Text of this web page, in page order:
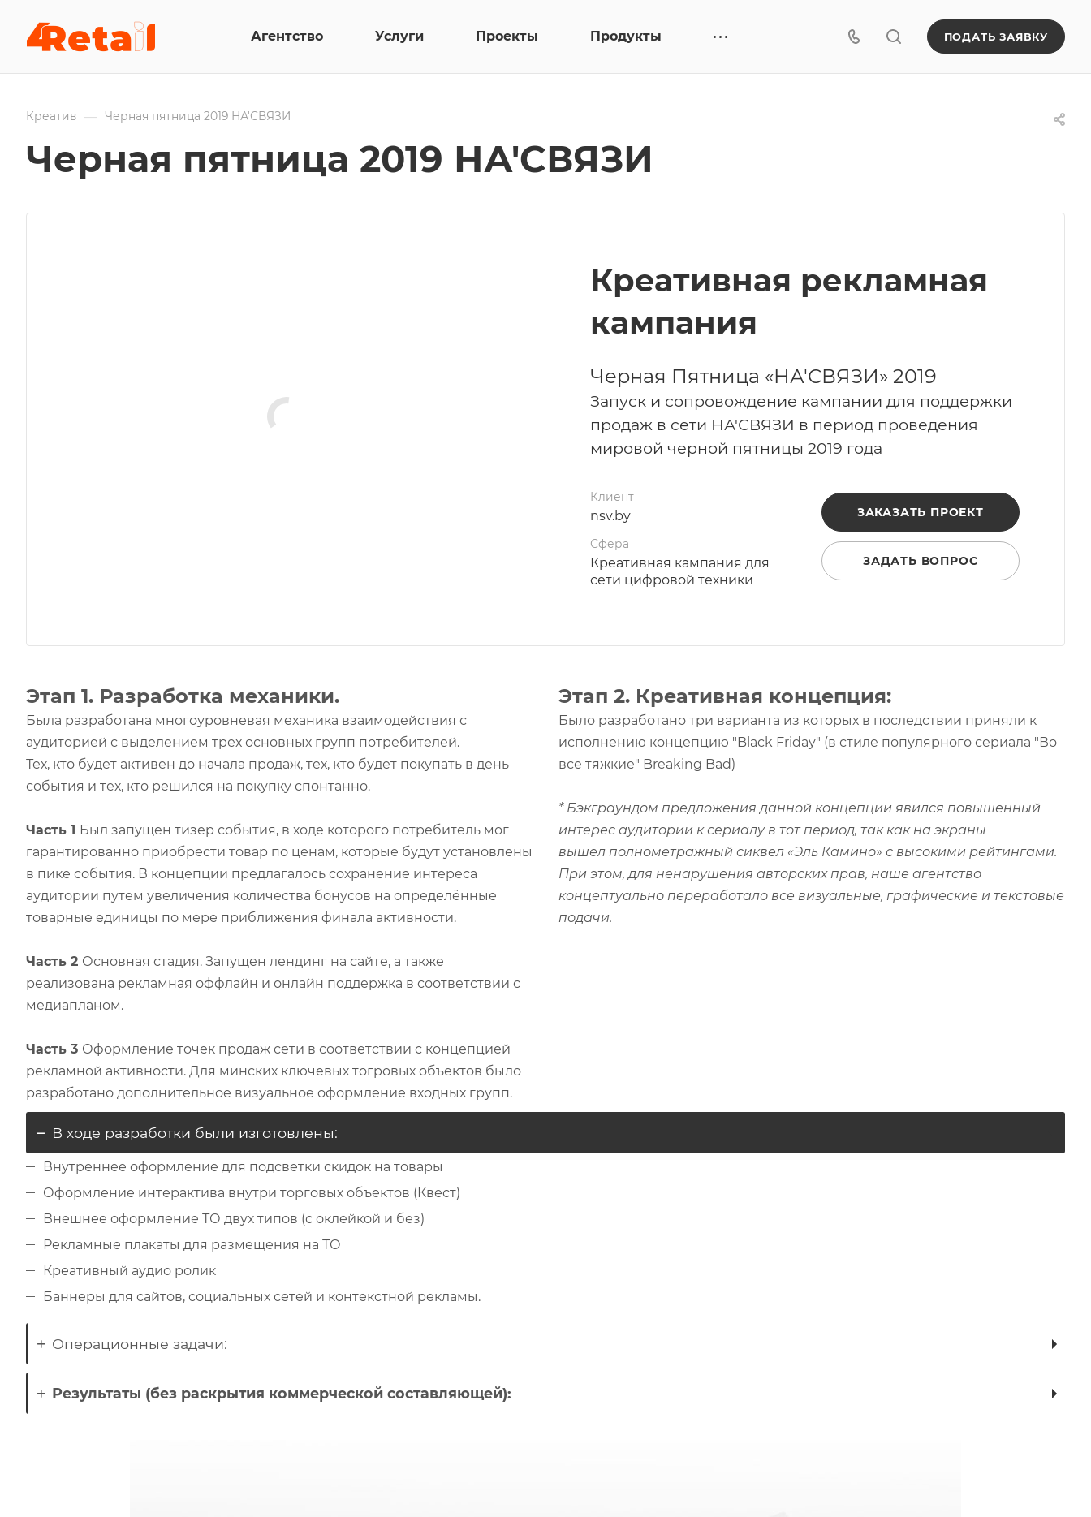
Агентство Услуги Проекты Продукты ПОДАТЬ ЗАЯВКУ
Креатив — Черная пятница 2019 НА'СВЯЗИ
Черная пятница 2019 НА'СВЯЗИ
Креативная рекламная
кампания
Черная Пятница «НА'СВЯЗИ» 2019
Запуск и сопровождение кампании для поддержки
продаж в сети НА'СВЯЗИ в период проведения
мировой черной пятницы 2019 года
Клиент
nsv.by
Сфера
Креативная кампания для
сети цифровой техники
ЗАКАЗАТЬ ПРОЕКТ
ЗАДАТЬ ВОПРОС
Этап 1. Разработка механики.
Была разработана многоуровневая механика взаимодействия с
аудиторией с выделением трех основных групп потребителей.
Тех, кто будет активен до начала продаж, тех, кто будет покупать в день
события и тех, кто решился на покупку спонтанно.
Часть 1 Был запущен тизер события, в ходе которого потребитель мог
гарантированно приобрести товар по ценам, которые будут установлены
в пике события. В концепции предлагалось сохранение интереса
аудитории путем увеличения количества бонусов на определённые
товарные единицы по мере приближения финала активности.
Часть 2 Основная стадия. Запущен лендинг на сайте, а также
реализована рекламная оффлайн и онлайн поддержка в соответствии с
медиапланом.
Часть 3 Оформление точек продаж сети в соответствии с концепцией
рекламной активности. Для минских ключевых тогровых объектов было
разработано дополнительное визуальное оформление входных групп.
Этап 2. Креативная концепция:
Было разработано три варианта из которых в последствии приняли к
исполнению концепцию "Black Friday" (в стиле популярного сериала "Во
все тяжкие" Breaking Bad)
* Бэкграундом предложения данной концепции явился повышенный
интерес аудитории к сериалу в тот период, так как на экраны
вышел полнометражный сиквел «Эль Камино» с высокими рейтингами.
При этом, для ненарушения авторских прав, наше агентство
концептуально переработало все визуальные, графические и текстовые
подачи.
В ходе разработки были изготовлены:
Внутреннее оформление для подсветки скидок на товары
Оформление интерактива внутри торговых объектов (Квест)
Внешнее оформление ТО двух типов (с оклейкой и без)
Рекламные плакаты для размещения на ТО
Креативный аудио ролик
Баннеры для сайтов, социальных сетей и контекстной рекламы.
Операционные задачи:
Результаты (без раскрытия коммерческой составляющей):